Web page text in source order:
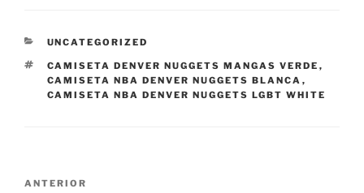
CATEGORÍAS
UNCATEGORIZED
ETIQUETAS
CAMISETA DENVER NUGGETS MANGAS VERDE ,
CAMISETA NBA DENVER NUGGETS BLANCA ,
CAMISETA NBA DENVER NUGGETS LGBT WHITE
Entrada
ANTERIOR